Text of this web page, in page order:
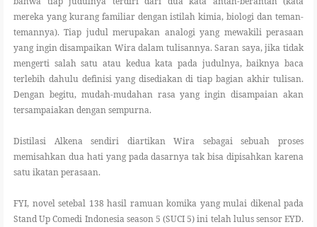
mereka yang kurang familiar dengan istilah kimia, biologi dan teman-
temannya). Tiap judul merupakan analogi yang mewakili perasaan
yang ingin disampaikan Wira dalam tulisannya. Saran saya, jika tidak
mengerti salah satu atau kedua kata pada judulnya, baiknya baca
terlebih dahulu definisi yang disediakan di tiap bagian akhir tulisan.
Dengan begitu, mudah-mudahan rasa yang ingin disampaian akan
tersampaiakan dengan sempurna.
Distilasi Alkena sendiri diartikan Wira sebagai sebuah proses
memisahkan dua hati yang pada dasarnya tak bisa dipisahkan karena
satu ikatan perasaan.
FYI, novel setebal 138 hasil ramuan komika yang mulai dikenal pada
Stand Up Comedi Indonesia season 5 (SUCI 5) ini telah lulus sensor EYD.